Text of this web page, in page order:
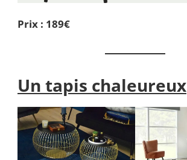
Prix : 189€
Un tapis chaleureux